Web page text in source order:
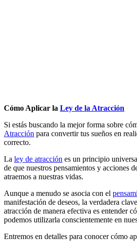
Cómo Aplicar la Ley de la Atracción
Si estás buscando la mejor forma sobre
Atracción para convertir tus sueños en
correcto.
La ley de atracción es un principio
de que nuestros pensamientos y acciones
atraemos a nuestras vidas.
Aunque a menudo se asocia con el
manifestación de deseos, la verdadera
atracción de manera efectiva es entender
podemos utilizarla conscientemente en
Entremos en detalles para conocer cómo